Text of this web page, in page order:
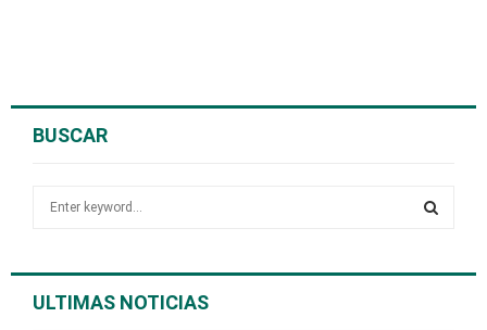
BUSCAR
h
ULTIMAS NOTICIAS